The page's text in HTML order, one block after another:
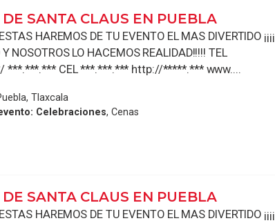
SANTA CLAUS EN PUEBLA
HAREMOS DE TU EVENTO EL MAS DIVERTIDO ¡¡¡¡
NOSOTROS LO HACEMOS REALIDAD!!!!! TEL
***.***.*** CEL ***.***.*** http://*****.*** www....
Tlaxcala
Celebraciones, Cenas
SANTA CLAUS EN PUEBLA
HAREMOS DE TU EVENTO EL MAS DIVERTIDO ¡¡¡¡